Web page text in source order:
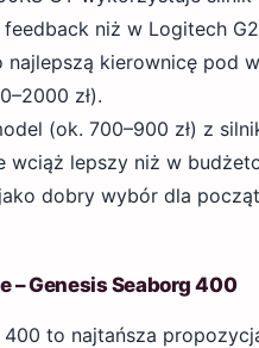
niż w Logitech
najlepszą kierownicę pod
zł).
(ok. 700–900 zł) z
wciąż lepszy niż w
dobry wybór dla
– Genesis Seaborg 400
400 to najtańsza